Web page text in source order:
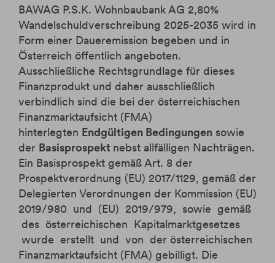
BAWAG P.S.K. Wohnbaubank AG 2,80%
Wandelschuldverschreibung 2025-2035 wird in
Form einer Daueremission begeben und in
Österreich öffentlich angeboten.
Ausschließliche Rechtsgrundlage für dieses
Finanzprodukt und daher ausschließlich
verbindlich sind die bei der österreichischen
Finanzmarktaufsicht (FMA)
hinterlegten Endgültigen Bedingungen sowie
der Basisprospekt nebst allfälligen Nachträgen.
Ein Basisprospekt gemäß Art. 8 der
Prospektverordnung (EU) 2017/1129, gemäß der
Delegierten Verordnungen der Kommission (EU)
2019/980 und (EU) 2019/979, sowie gemäß
des österreichischen Kapitalmarktgesetzes
wurde erstellt und von der österreichischen
Finanzmarktaufsicht (FMA) gebilligt. Die